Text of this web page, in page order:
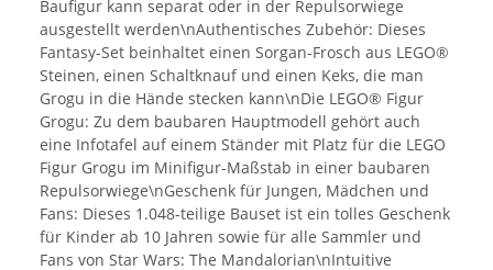
Baufigur kann separat oder in der Repulsorwiege
ausgestellt werden\nAuthentisches Zubehör: Dieses
Fantasy-Set beinhaltet einen Sorgan-Frosch aus LEGO®
Steinen, einen Schaltknauf und einen Keks, die man
Grogu in die Hände stecken kann\nDie LEGO® Figur
Grogu: Zu dem baubaren Hauptmodell gehört auch
eine Infotafel auf einem Ständer mit Platz für die LEGO
Figur Grogu im Minifigur-Maßstab in einer baubaren
Repulsorwiege\nGeschenk für Jungen, Mädchen und
Fans: Dieses 1.048-teilige Bauset ist ein tolles Geschenk
für Kinder ab 10 Jahren sowie für alle Sammler und
Fans von Star Wars: The Mandalorian\nIntuitive